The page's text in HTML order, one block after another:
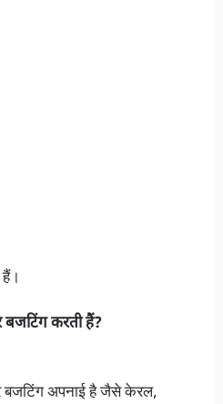
बजटिंग करती हैं?
बजटिंग अपनाई है जैसे केरल,